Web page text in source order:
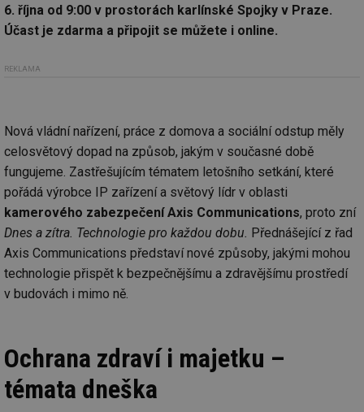
6. října od 9:00 v prostorách karlínské Spojky v Praze.
Účast je zdarma a připojit se můžete i online.
REKLAMA
Nová vládní nařízení, práce z domova a sociální odstup měly
celosvětový dopad na způsob, jakým v současné době
fungujeme. Zastřešujícím tématem letošního setkání, které
pořádá výrobce IP zařízení a světový lídr v oblasti
kamerového zabezpečení Axis Communications, proto zní
Dnes a zítra. Technologie pro každou dobu. Přednášející z řad
Axis Communications představí nové způsoby, jakými mohou
technologie přispět k bezpečnějšímu a zdravějšímu prostředí
v budovách i mimo ně.
Ochrana zdraví i majetku –
témata dneška